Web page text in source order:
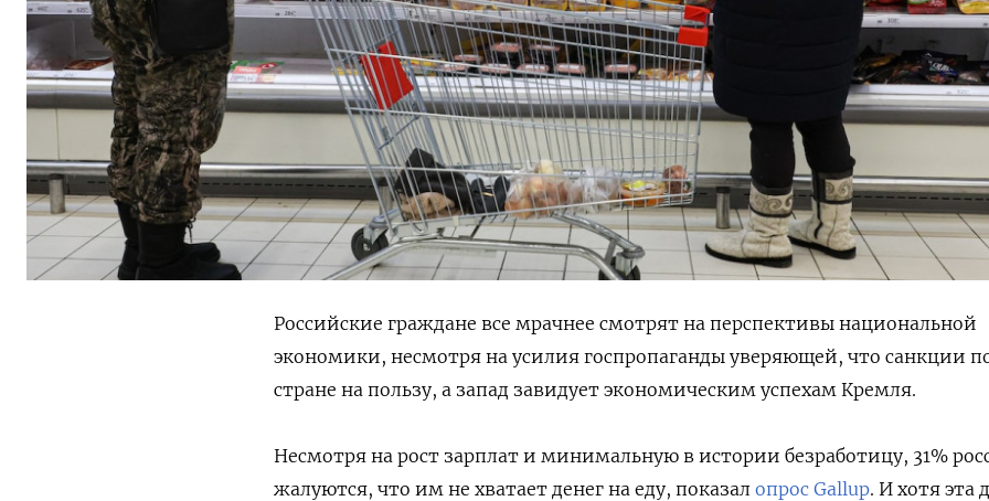
Российские граждане все мрачнее смотрят на перспективы национальной
экономики, несмотря на усилия госпропаганды уверяющей, что санкции
стране на пользу, а запад завидует экономическим успехам Кремля.
Несмотря на рост зарплат и минимальную в истории безработицу, 31%
жалуются, что им не хватает денег на еду, показал опрос Gallup. И хотя эта